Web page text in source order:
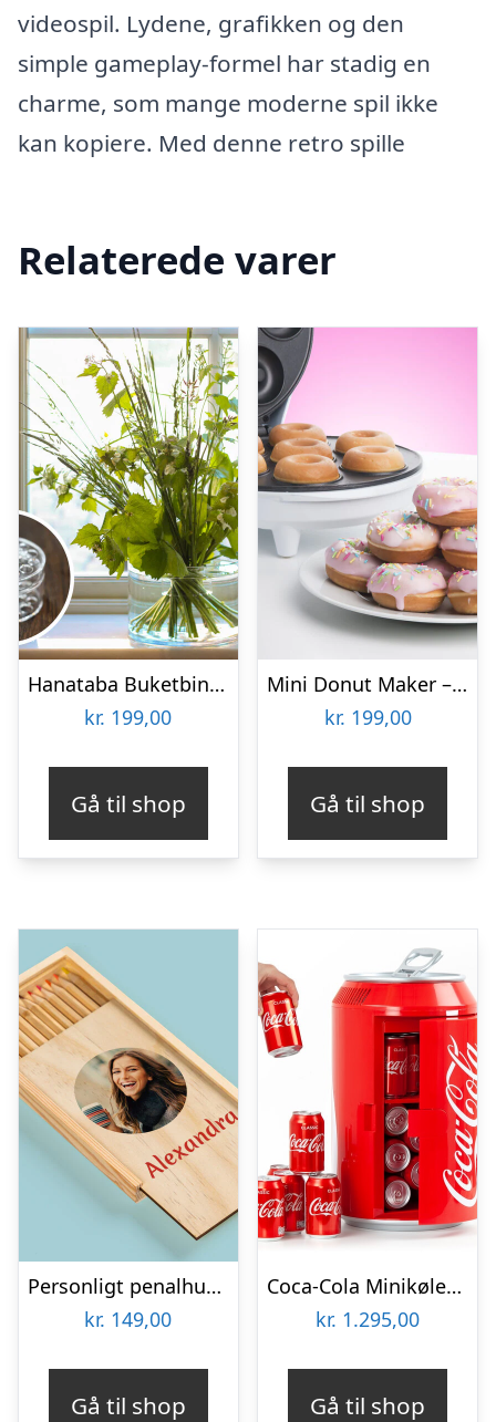
videospil. Lydene, grafikken og den
simple gameplay-formel har stadig en
charme, som mange moderne spil ikke
kan kopiere. Med denne retro spille
Relaterede varer
Hanataba Buketbinder
kr. 199,00
Gå til shop
Mini Donut Maker – KitchPro
kr. 199,00
Gå til shop
Personligt penalhus med foto & tekst
kr. 149,00
Gå til shop
Coca-Cola Minikøleskab
kr. 1.295,00
Gå til shop